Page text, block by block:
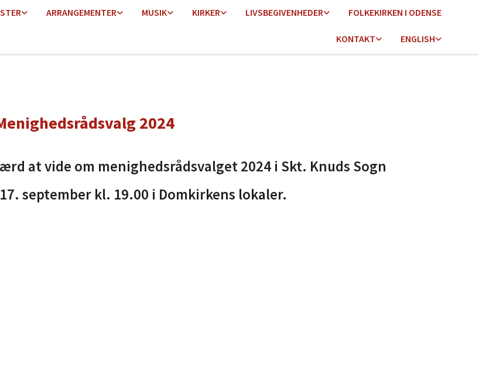
ARRANGEMENTER MUSIK KIRKER LIVSBEGIVENHEDER FOLKEKIRKEN I ODENSE
KONTAKT ENGLISH
2024
at vide om menighedsrådsvalget 2024 i Skt. Knuds Sogn
september kl. 19.00 i Domkirkens lokaler.